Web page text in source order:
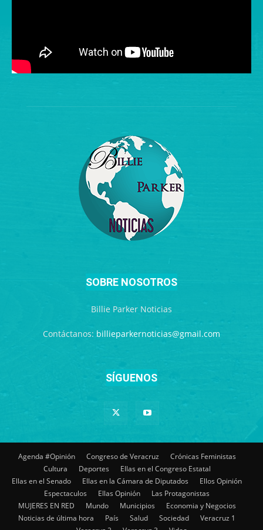
SOBRE NOSOTROS
Billie Parker Noticias
Contáctanos: billieparkernoticias@gmail.com
SÍGUENOS
Agenda #Opinión Congreso de Veracruz
Crónicas Feministas
Cultura
Deportes
Ellas en el Congreso Estatal
Ellas en el Senado
Ellas en la Cámara de Diputados
Ellos Opinión
Espectaculos
Ellas Opinión
Las Protagonistas
MUJERES EN RED
Mundo Municipios
Economia y Negocios
Noticias de última hora
País Salud Sociedad
Veracruz 1